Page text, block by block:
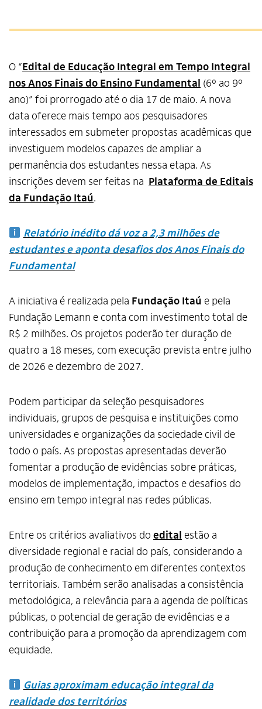
O “Edital de Educação Integral em Tempo Integral
nos Anos Finais do Ensino Fundamental (6º ao 9º
ano)” foi prorrogado até o dia 17 de maio. A nova
data oferece mais tempo aos pesquisadores
interessados em submeter propostas acadêmicas que
investiguem modelos capazes de ampliar a
permanência dos estudantes nessa etapa. As
inscrições devem ser feitas na Plataforma de Editais
da Fundação Itaú.
Relatório inédito dá voz a 2,3 milhões de
estudantes e aponta desafios dos Anos Finais do
Fundamental
A iniciativa é realizada pela Fundação Itaú e pela
Fundação Lemann e conta com investimento total de
R$ 2 milhões. Os projetos poderão ter duração de
quatro a 18 meses, com execução prevista entre julho
de 2026 e dezembro de 2027.
Podem participar da seleção pesquisadores
individuais, grupos de pesquisa e instituições como
universidades e organizações da sociedade civil de
todo o país. As propostas apresentadas deverão
fomentar a produção de evidências sobre práticas,
modelos de implementação, impactos e desafios do
ensino em tempo integral nas redes públicas.
Entre os critérios avaliativos do edital estão a
diversidade regional e racial do país, considerando a
produção de conhecimento em diferentes contextos
territoriais. Também serão analisadas a consistência
metodológica, a relevância para a agenda de políticas
públicas, o potencial de geração de evidências e a
contribuição para a promoção da aprendizagem com
equidade.
Guias aproximam educação integral da
realidade dos territórios